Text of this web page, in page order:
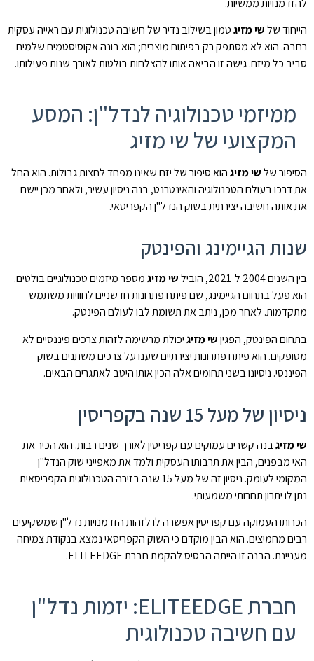
להזדמנויות ממשיות.
הייחוד שלשי מזיגטמון בשילוב נדיר של חשיבה טכנולוגית עם ראייה עסקית
רחבה. הוא לא מסתפק רק בפיתוח מוצרים; הוא בונה אקוסיסטמים שלמים
סביב כל מיזם. גישה זו הביאה אותו להצלחות בולטות לאורך שנות פעילותו.
ממיזמי טכנולוגיה לנדל"ן: המסע
המקצועי של שי מזיג
הסיפור שלשי מזיגהוא סיפור של יזם שאינו מפחד לחצות גבולות. הוא החל
את דרכו בעולם הטכנולוגיה והאינטרנט, בנה ניסיון עשיר, ולאחר מכן יישם
את אותה חשיבה יצירתית בשוק הנדל"ן הקפריסאי.
שנות הגיימינג והפינטק
בין השנים 2004 ל-2021, הוביל שי מזיגמספר מיזמים טכנולוגיים בולטים.
הוא פעל בתחום הגיימינג, שם פיתח פתרונות חדשניים לחוויות משתמש
מתקדמות. לאחר מכן, ניתב את תשומת לבו לעולם הפינטק.
בתחום הפינטק, הפגיןשי מזיגיכולת מרשימה לזהות צרכים פיננסיים לא
מסופקים. הוא פיתח פתרונות יצירתיים שענו על צרכים משתנים בשוק
הפיננסי. ניסיונו בשני תחומים אלה הכין אותו היטב לאתגרים הבאים.
ניסיון של מעל 15 שנה בקפריסין
שי מזיגבנה קשרים עמוקים עם קפריסין לאורך שנים רבות. הוא הכיר את
האי מבפנים, הבין את תרבותו העסקית ולמד את מאפייני שוק הנדל"ן
המקומי לעומק. ניסיון זה של מעל 15 שנה בזירה הטכנולוגית הקפריסאית
נתן לו יתרון תחרותי משמעותי.
הכרותו העמוקה עם קפריסין אפשרה לו לזהות הזדמנויות נדל"ן שמשקיעים
רבים מחמיצים. הוא הבין מוקדם כי השוק הקפריסאי נמצא בנקודת צמיחה
מעניינת. הבנה זו הייתה הבסיס להקמת חברת ELITEEDGE.
חברת ELITEEDGE: יזמות נדל"ן
עם חשיבה טכנולוגית